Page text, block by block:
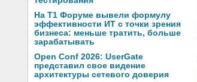
На Т1 Форуме вывели формулу
эффективности ИТ с точки зрения
бизнеса: меньше тратить, больше
зарабатывать
Open Conf 2026: UserGate
представил свое видение
архитектуры сетевого доверия